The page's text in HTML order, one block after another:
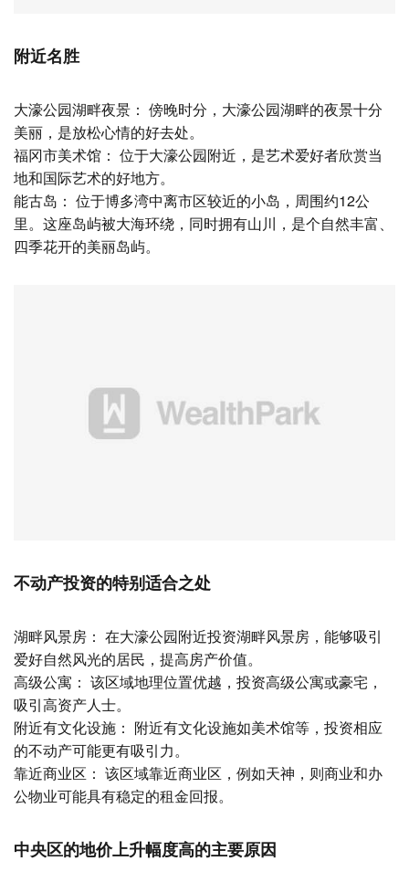
附近名胜
大濠公园湖畔夜景： 傍晚时分，大濠公园湖畔的夜景十分
美丽，是放松心情的好去处。
福冈市美术馆： 位于大濠公园附近，是艺术爱好者欣赏当
地和国际艺术的好地方。
能古岛： 位于博多湾中离市区较近的小岛，周围约12公
里。这座岛屿被大海环绕，同时拥有山川，是个自然丰富、
四季花开的美丽岛屿。
不动产投资的特别适合之处
湖畔风景房： 在大濠公园附近投资湖畔风景房，能够吸引
爱好自然风光的居民，提高房产价值。
高级公寓： 该区域地理位置优越，投资高级公寓或豪宅，
吸引高资产人士。
附近有文化设施： 附近有文化设施如美术馆等，投资相应
的不动产可能更有吸引力。
靠近商业区： 该区域靠近商业区，例如天神，则商业和办
公物业可能具有稳定的租金回报。
中央区的地价上升幅度高的主要原因